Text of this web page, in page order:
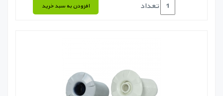
تعداد افزودن به سبد خرید